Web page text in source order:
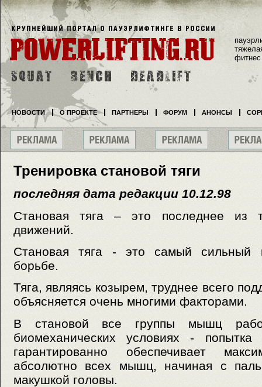
Тренировка становой тяги
последняя дата редакции 10.12.98
Становая тяга – это последнее из
движений.
Становая тяга - это самый сильный
борьбе.
Тяга, являясь козырем, труднее всего
объясняется очень многими факторами.
В становой все группы мышц
биомеханических условиях -
гарантированно обеспечивает
абсолютно всех мышц, начиная с
макушкой головы.
фитнес
НОВОСТИ О ПРОЕКТЕ ПАРТНЕРЫ ФОРУМ АНОНСЫ